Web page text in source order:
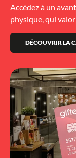
Accédez à un
physique, qui
DÉCOUVRIR LA